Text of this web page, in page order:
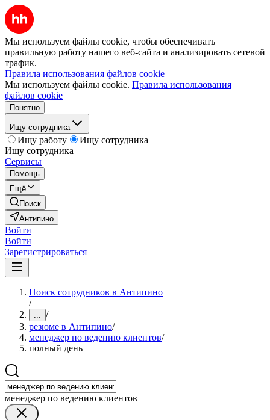
Мы используем файлы cookie, чтобы обеспечивать
правильную работу нашего веб-сайта и анализировать сетевой
трафик.
Правила использования файлов cookie
Мы используем файлы cookie. Правила использования
файлов cookie
Понятно
Ищу сотрудника
Ищу работу
Ищу сотрудника
Ищу сотрудника
Сервисы
Помощь
Ещё
Поиск
Антипино
Войти
Войти
Зарегистрироваться
Поиск сотрудников в Антипино
/
... /
резюме в Антипино/
менеджер по ведению клиентов/
полный день
менеджер по ведению клиентов